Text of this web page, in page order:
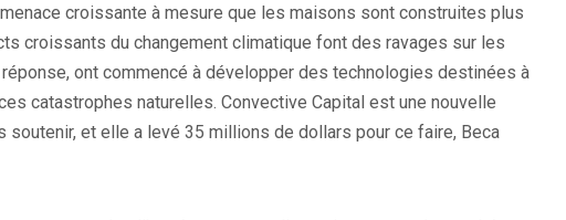
croissante à mesure que les maisons sont construites plus
croissants du changement climatique font des ravages sur les
ont commencé à développer des technologies destinées à
catastrophes naturelles. Convective Capital est une nouvelle
et elle a levé 35 millions de dollars pour ce faire, Beca